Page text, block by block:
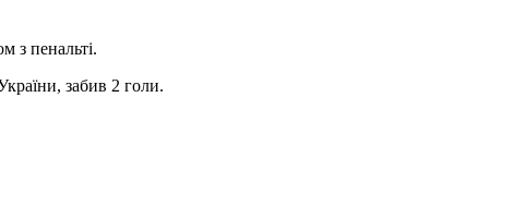
з пенальті.
забив 2 голи.